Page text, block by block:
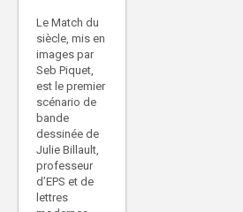
Le Match du
siècle, mis en
images par
Seb Piquet,
est le premier
scénario de
bande
dessinée de
Julie Billault,
professeur
d’EPS et de
lettres